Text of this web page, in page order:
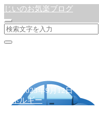
じいのお気楽ブログ
公開:2023年9月12日
エネルギー